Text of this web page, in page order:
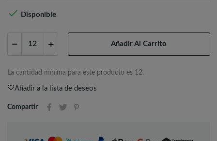
 Disponible
Añadir Al Carrito
La cantidad mínima para este producto es 12.
Añadir a la lista de deseos
Compartir